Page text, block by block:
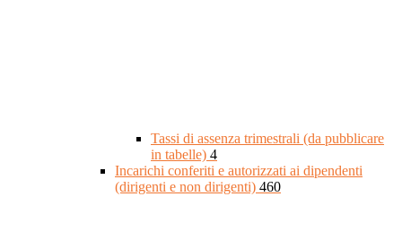
Tassi di assenza trimestrali (da pubblicare
in tabelle) 4
Incarichi conferiti e autorizzati ai dipendenti
(dirigenti e non dirigenti) 460